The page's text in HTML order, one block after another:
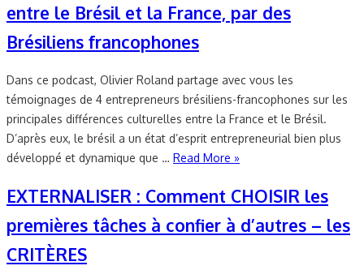
entre le Brésil et la France, par des
Brésiliens francophones
Dans ce podcast, Olivier Roland partage avec vous les
témoignages de 4 entrepreneurs brésiliens-francophones sur les
principales différences culturelles entre la France et le Brésil.
D’après eux, le brésil a un état d’esprit entrepreneurial bien plus
développé et dynamique que … Read More »
EXTERNALISER : Comment CHOISIR les
premières tâches à confier à d’autres – les
CRITÈRES